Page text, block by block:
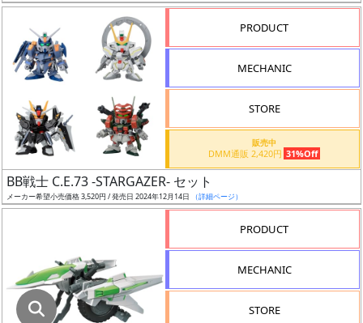
定
店
舗
が
最
安
示
PRODUCT
MECHANIC
STORE
販売中
DMM通販 2,420円 31%Off
BB戦士 C.E.73 -STARGAZER- セット
メーカー希望小売価格 3,520円 / 発売日 2024年12月14日 （詳細ページ）
PRODUCT
MECHANIC
STORE